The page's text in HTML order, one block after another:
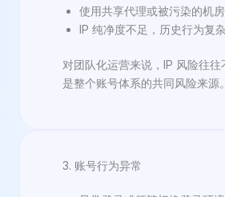
使用共享代理或被污染的机
IP 纯净度不足，历史行为复
对团队化运营来说，IP 风险往
是整个账号体系的共同风险来源。
3. 账号行为异常